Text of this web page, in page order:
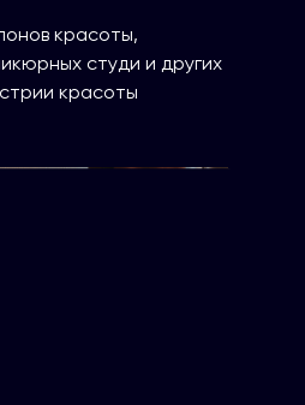
красоты,
студи и других
красоты